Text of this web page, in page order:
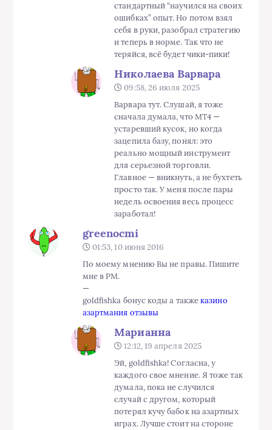
стандартный “научился на своих
ошибках” опыт. Но потом взял
себя в руки, разобрал стратегию
и теперь в норме. Так что не
теряйся, всё будет чики-пики!
Николаева Варвара
09:58, 26 июля 2025
Варвара тут. Слушай, я тоже
сначала думала, что МТ4 —
устаревший кусок, но когда
зацепила базу, понял: это
реально мощный инструмент
для серьезной торговли.
Главное — вникнуть, а не бухтеть
просто так. У меня после пары
недель освоения весь процесс
заработал!
greenocmi
01:53, 10 июня 2016
По моему мнению Вы не правы. Пишите
мне в PM.
—
goldfishka бонус коды а такжеказино
азартмания отзывы
Марианна
12:12, 19 апреля 2025
Эй, goldfishka! Согласна, у
каждого свое мнение. Я тоже так
думала, пока не случился
случай с другом, который
потерял кучу бабок на азартных
играх. Лучше стоит на стороне